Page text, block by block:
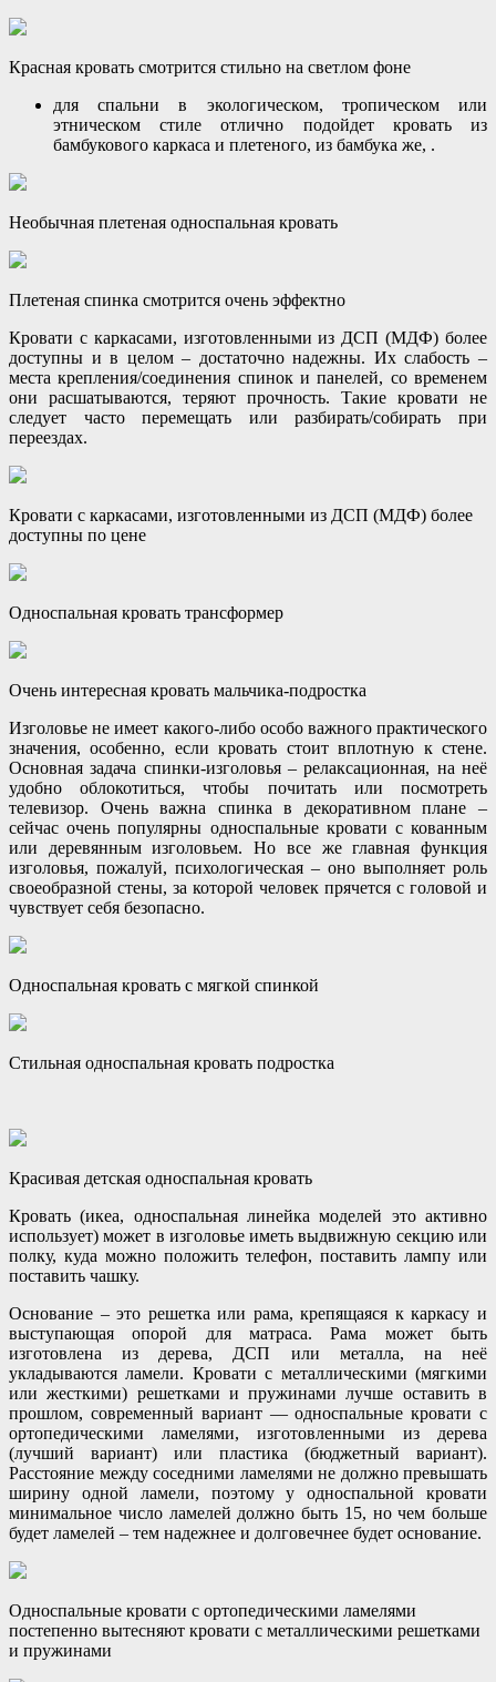
Красная кровать смотрится стильно на светлом фоне
для спальни в экологическом, тропическом или
этническом стиле отлично подойдет кровать из
бамбукового каркаса и плетеного, из бамбука же, .
Необычная плетеная односпальная кровать
Плетеная спинка смотрится очень эффектно
Кровати с каркасами, изготовленными из ДСП (МДФ) более
доступны и в целом – достаточно надежны. Их слабость –
места крепления/соединения спинок и панелей, со временем
они расшатываются, теряют прочность. Такие кровати не
следует часто перемещать или разбирать/собирать при
переездах.
Кровати с каркасами, изготовленными из ДСП (МДФ) более
доступны по цене
Односпальная кровать трансформер
Очень интересная кровать мальчика-подростка
Изголовье не имеет какого-либо особо важного практического
значения, особенно, если кровать стоит вплотную к стене.
Основная задача спинки-изголовья – релаксационная, на неё
удобно облокотиться, чтобы почитать или посмотреть
телевизор. Очень важна спинка в декоративном плане –
сейчас очень популярны односпальные кровати с кованным
или деревянным изголовьем. Но все же главная функция
изголовья, пожалуй, психологическая – оно выполняет роль
своеобразной стены, за которой человек прячется с головой и
чувствует себя безопасно.
Односпальная кровать с мягкой спинкой
Стильная односпальная кровать подростка
Красивая детская односпальная кровать
Кровать (икеа, односпальная линейка моделей это активно
использует) может в изголовье иметь выдвижную секцию или
полку, куда можно положить телефон, поставить лампу или
поставить чашку.
Основание – это решетка или рама, крепящаяся к каркасу и
выступающая опорой для матраса. Рама может быть
изготовлена из дерева, ДСП или металла, на неё
укладываются ламели. Кровати с металлическими (мягкими
или жесткими) решетками и пружинами лучше оставить в
прошлом, современный вариант — односпальные кровати с
ортопедическими ламелями, изготовленными из дерева
(лучший вариант) или пластика (бюджетный вариант).
Расстояние между соседними ламелями не должно превышать
ширину одной ламели, поэтому у односпальной кровати
минимальное число ламелей должно быть 15, но чем больше
будет ламелей – тем надежнее и долговечнее будет основание.
Односпальные кровати с ортопедическими ламелями
постепенно вытесняют кровати с металлическими решетками
и пружинами